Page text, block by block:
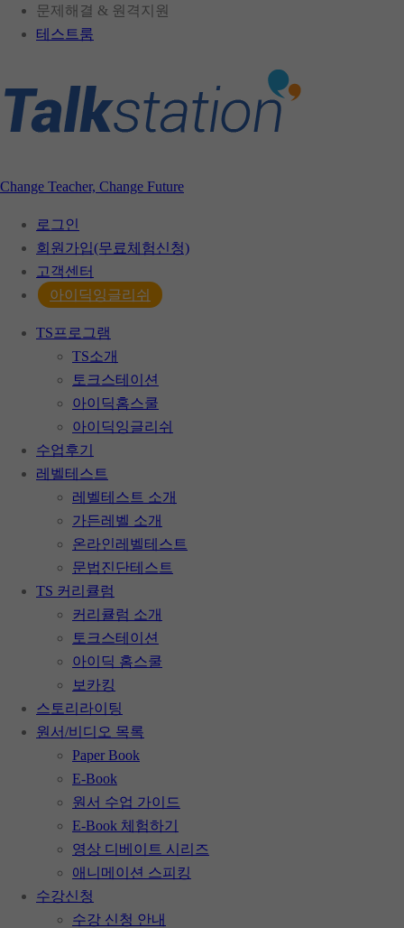
지금
이*진님의 찐친김*영
문제해결 & 원격지원
테스트룸
Change Teacher, Change Future
로그인
회원가입(무료체험신청)
고객센터
아이딕잉글리쉬
TS프로그램
TS소개
토크스테이션
아이딕홈스쿨
아이딕잉글리쉬
수업후기
레벨테스트
레벨테스트 소개
가든레벨 소개
온라인레벨테스트
문법진단테스트
TS 커리큘럼
커리큘럼 소개
토크스테이션
아이딕 홈스쿨
보카킹
스토리라이팅
원서/비디오 목록
Paper Book
E-Book
원서 수업 가이드
E-Book 체험하기
영상 디베이트 시리즈
애니메이션 스피킹
수강신청
수강 신청 안내